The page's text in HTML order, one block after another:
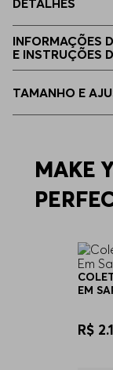
56
58
60
44
INFORMAÇÕES
E INSTRUÇÕES
TAMANHO E
MAKE
EM
R$